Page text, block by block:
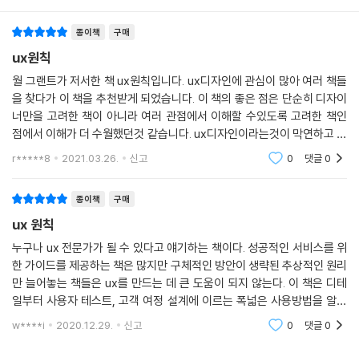
사진을 ‘추억’이라 부르기 때문에 사진 메뉴 또한 추억이라고 불러야 한다
사진을 어떻게 찾아야 할지 아무도 모른다. 최고경영자(CEO)가 회사와
관련한 모든 곳의 제목에 바닷바람의 색조를 사용하도록 직접 선택했고,
그 결과 모든 제목은 옅은 파란색이 됐다. 결국 모바일 폰 화면의 흰 배경에
서는 아무도 제목을 읽을 수 없게 된 것이다.
마케팅 부서는 전체 화면 크기의 팝업을 띄워서 사용자의 이메일 주소를
그 후 그들은 “고객이 팝업을 닫으면 안 되니까 닫기 아이콘을 너무 크게
만들지 말아요”라고 말했다. 웹 도처에서 발견할 수 있는 이 세 가지 간단
았다는 것을 알 수 있다. 지난 20여 년간, 나는 디지털 제품 디자인에서 많
은 것을 배웠다. 이 모든 교훈이 머릿속에서 하나의 커다란 UX 운영 체제
로 집대성된 것처럼 느껴지기 때문에 개별 교훈을 하나씩 뽑아내기는 어렵
종이책 구매
ux원칙
월 그랜트가 저서한 책 ux원칙입니다. ux디자인에 관심이 많아 여러 책들
을 찾다가 이 책을 추천받게 되었습니다. 이 책의 좋은 점은 단순히 디자이
너만을 고려한 책이 아니라 여러 관점에서 이해할 수있도록 고려한 책인
점에서 이해가 더 수월했던것 같습니다. ux디자인이라는것이 막연하고 무
엇부터 해야할지 막막했었는데 이 책은 가이드라인처럼 잘 정리가 되어있
r*****8 2021.03.26. 신고 0 댓글0
종이책 구매
ux 원칙
누구나 ux 전문가가 될 수 있다고 얘기하는 책이다. 성공적인 서비스를 위
한 가이드를 제공하는 책은 많지만 구체적인 방안이 생략된 추상적인 원리
만 늘어놓는 책들은 ux를 만드는 데 큰 도움이 되지 않는다. 이 책은 디테
일부터 사용자 테스트, 고객 여정 설계에 이르는 폭넓은 사용방법을 알려
주어 실무적인 도움을 준다. 관련 업종 종사자에게 추천하고 싶다.
w****i 2020.12.29. 신고 0 댓글0